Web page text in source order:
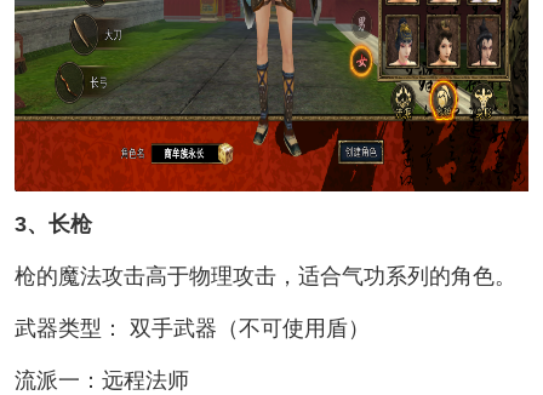
3、长枪
枪的魔法攻击高于物理攻击，适合气功系列的角色。
武器类型： 双手武器（不可使用盾）
流派一：远程法师